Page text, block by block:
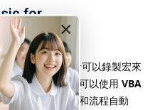
×
for
的功能，使用者可以錄製宏來
率。進階用戶也可以使用 VBA
成更複雜的任務和流程自動